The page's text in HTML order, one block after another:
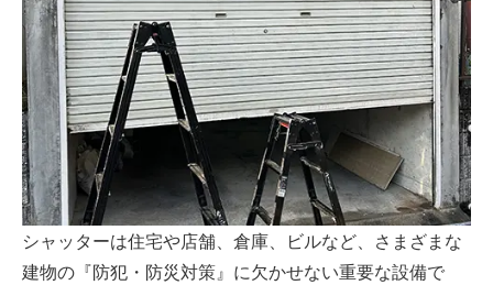
シャッターは住宅や店舗、倉庫、ビルなど、さまざまな
建物の『防犯・防災対策』に欠かせない重要な設備で